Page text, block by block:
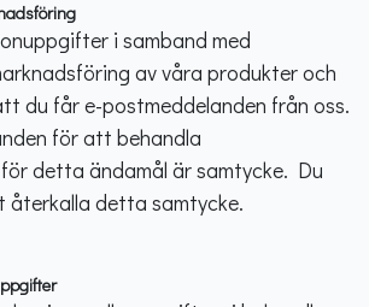
i samband med
av våra produkter och
du får e-postmeddelanden från oss.
för att behandla
detta ändamål är samtycke. Du
återkalla detta samtycke.